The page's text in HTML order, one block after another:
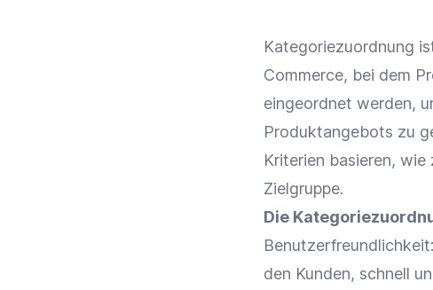
Kategoriezuordnung
Commerce, bei dem
eingeordnet werden,
Produktangebots zu
Kriterien basieren,
Zielgruppe.
Die
Benutzerfreundlichkeit
den Kunden, schnell